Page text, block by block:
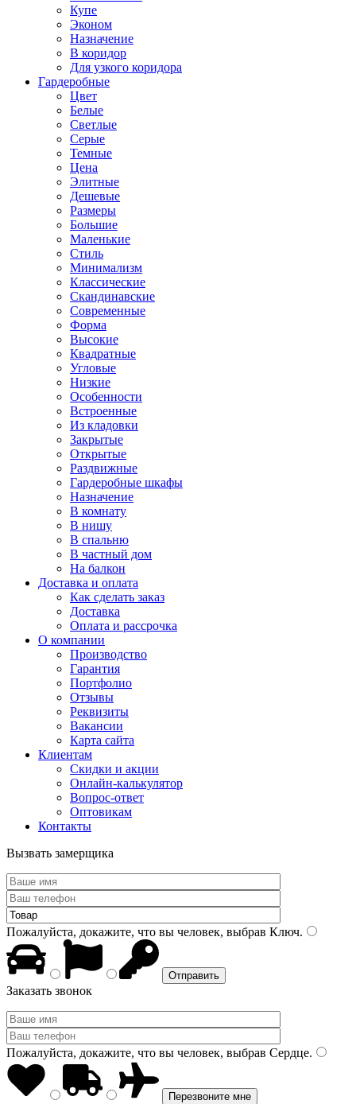
Купе
Эконом
Назначение
В коридор
Для узкого коридора
Гардеробные
Цвет
Белые
Светлые
Серые
Темные
Цена
Элитные
Дешевые
Размеры
Большие
Маленькие
Стиль
Минимализм
Классические
Скандинавские
Современные
Форма
Высокие
Квадратные
Угловые
Низкие
Особенности
Встроенные
Из кладовки
Закрытые
Открытые
Раздвижные
Гардеробные шкафы
Назначение
В комнату
В нишу
В спальню
В частный дом
На балкон
Доставка и оплата
Как сделать заказ
Доставка
Оплата и рассрочка
О компании
Производство
Гарантия
Портфолио
Отзывы
Реквизиты
Вакансии
Карта сайта
Клиентам
Скидки и акции
Онлайн-калькулятор
Вопрос-ответ
Оптовикам
Контакты
Вызвать замерщика
Пожалуйста, докажите, что вы человек, выбрав Ключ.
Заказать звонок
Пожалуйста, докажите, что вы человек, выбрав Сердце.